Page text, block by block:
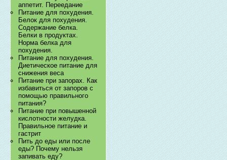
аппетит. Переедание
Питание для похудения.
Белок для похудения.
Содержание белка.
Белки в продуктах.
Норма белка для
похудения.
Питание для похудения.
Диетическое питание для
снижения веса
Питание при запорах. Как
избавиться от запоров с
помощью правильного
питания?
Питание при повышенной
кислотности желудка.
Правильное питание и
гастрит
Пить до еды или после
еды? Почему нельзя
запивать еду?